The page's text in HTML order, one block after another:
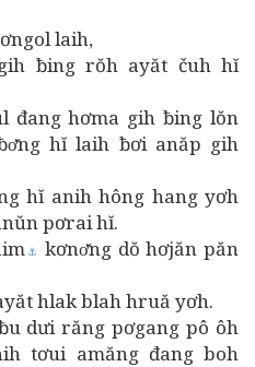
laih,
ƀing rŏh ayăt čuh hĭ
hơma gih ƀing lŏn
hĭ laih ƀơi anăp gih
anih hông hang yơh
pơrai hĭ.
⚓ kơnơ̆ng dŏ hơjăn păn
hlak blah hruă yơh.
dưi răng pơgang pô ôh
tơui amăng đang boh